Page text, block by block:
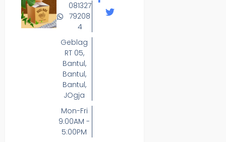
081327
79208
4
Geblag
RT 05,
Bantul,
Bantul,
Bantul,
JOgja
Mon-Fri
9:00AM -
5:00PM